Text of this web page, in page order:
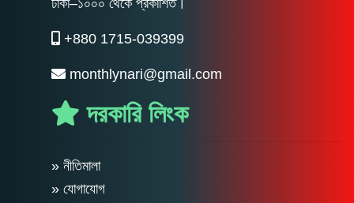
ঢাকা–১০০০ থেকে প্রকাশিত।
+880 1715-039399
monthlynari@gmail.com
দরকারি লিংক
» নীতিমালা
» যোগাযোগ